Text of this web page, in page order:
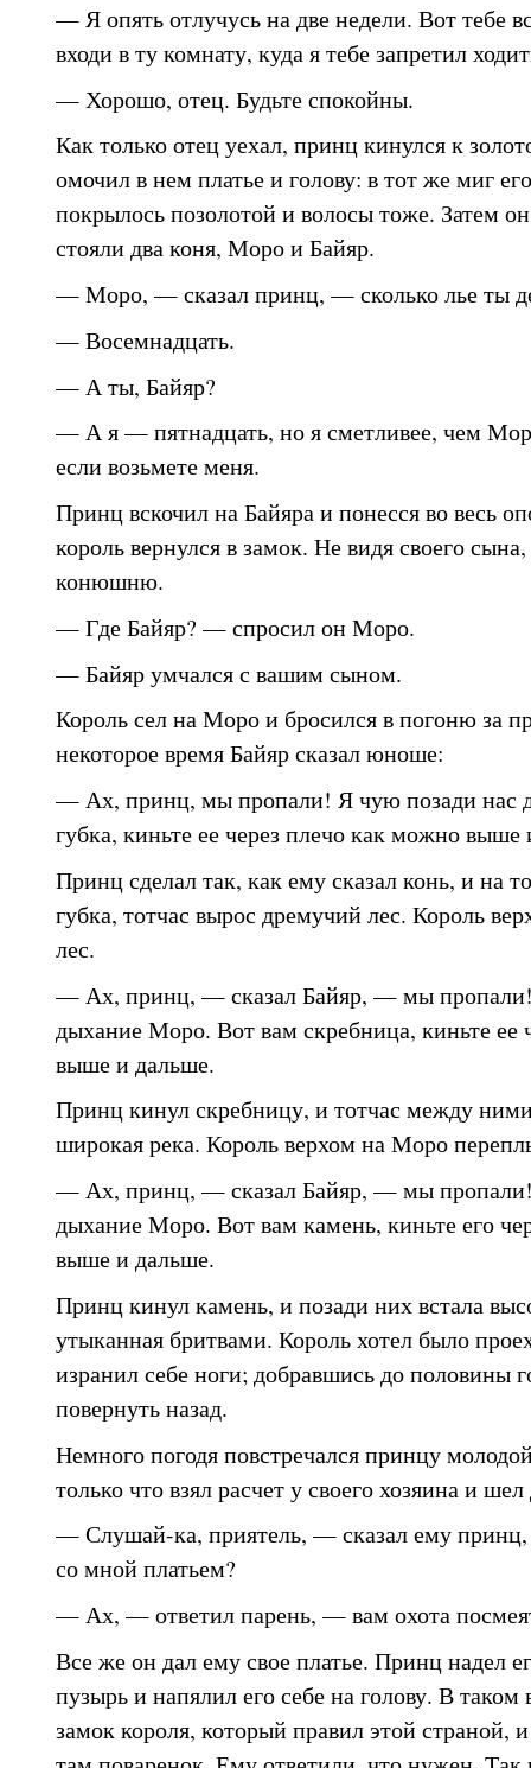
— Я опять отлучусь на две недели. Вот тебе
входи в ту комнату, куда я тебе запретил
— Хорошо, отец. Будьте спокойны.
Как только отец уехал, принц кинулся к
омочил в нем платье и голову: в тот же миг
покрылось позолотой и волосы тоже. Затем
стояли два коня, Моро и Байяр.
— Моро, — сказал принц, — сколько лье ты
— Восемнадцать.
— А ты, Байяр?
— А я — пятнадцать, но я сметливее, чем
если возьмете меня.
Принц вскочил на Байяра и понесся во весь
король вернулся в замок. Не видя своего
конюшню.
— Где Байяр? — спросил он Моро.
— Байяр умчался с вашим сыном.
Король сел на Моро и бросился в погоню за
некоторое время Байяр сказал юноше:
— Ах, принц, мы пропали! Я чую позади нас
губка, киньте ее через плечо как можно выше
Принц сделал так, как ему сказал конь, и на
губка, тотчас вырос дремучий лес. Король
лес.
— Ах, принц, — сказал Байяр, — мы
дыхание Моро. Вот вам скребница, киньте ее
выше и дальше.
Принц кинул скребницу, и тотчас между
широкая река. Король верхом на Моро
— Ах, принц, — сказал Байяр, — мы
дыхание Моро. Вот вам камень, киньте его
выше и дальше.
Принц кинул камень, и позади них встала
утыканная бритвами. Король хотел было
изранил себе ноги; добравшись до
повернуть назад.
Немного погодя повстречался принцу
только что взял расчет у своего хозяина и
— Слушай-ка, приятель, — сказал ему
со мной платьем?
— Ах, — ответил парень, — вам охота
Все же он дал ему свое платье. Принц надел
пузырь и напялил его себе на голову. В таком
замок короля, который правил этой страной,